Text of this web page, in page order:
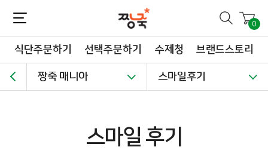
0
식단주문하기 선택주문하기 수제청 브랜드스토리
짱죽 매니아 스마일후기
스마일 후기